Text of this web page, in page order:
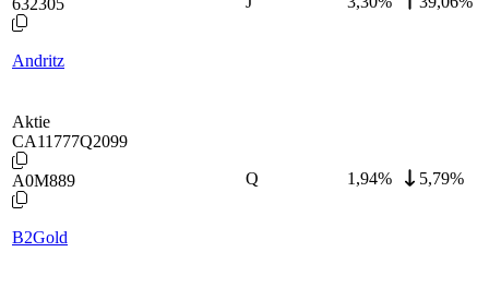
632305
Andritz
Aktie
CA11777Q2099
A0M889
B2Gold
Q 1,94% 5,79%